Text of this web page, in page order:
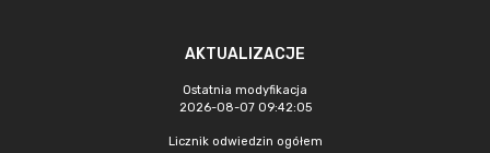
AKTUALIZACJE
Ostatnia modyfikacja
2026-08-07 09:42:05
Licznik odwiedzin ogółem